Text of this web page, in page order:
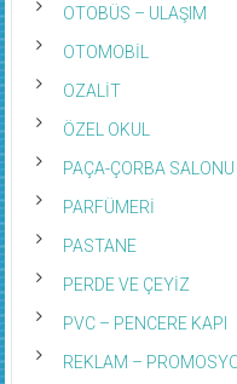
OTOBÜS – ULAŞIM
OTOMOBİL
OZALİT
ÖZEL OKUL
PAÇA-ÇORBA SALONU
PARFÜMERİ
PASTANE
PERDE VE ÇEYİZ
PVC – PENCERE KAPI
REKLAM –